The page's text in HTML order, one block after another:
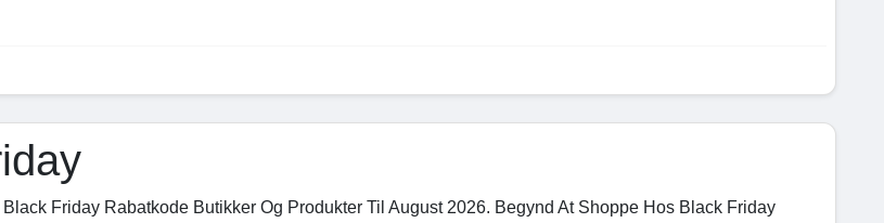
Friday Rabatkode Butikker Og Produkter Til August 2026. Begynd At Shoppe Hos Black Friday